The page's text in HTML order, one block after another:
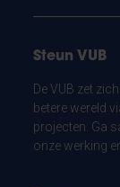
Steun VUB
De VUB zet
betere wereld
projecten. Ga
onze werking